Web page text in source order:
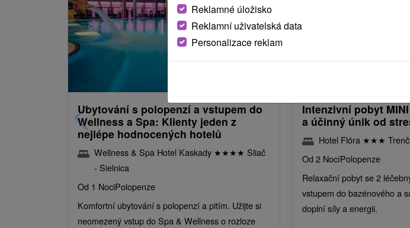
Ubytování s polopenzí a vstupem do
Wellness a Spa: Klienty jeden z
nejlépe hodnocených hotelů
Wellness & Spa Hotel Kaskady ★★★★ Sliač
- Sielnica
Od 1 NociPolopenze
Komfortní ubytování s polopenzí a pitím. Užijte si
neomezený vstup do Spa & Wellness o rozloze
Intenzivní pobyt
a účinný únik od
Hotel Flóra ★★★
Od 2 NocíPolopenze
Relaxační pobyt se 2
vstupem do bazénového a
doplní síly a energii.
Reklamné úložisko
Reklamní uživatelská data
Personalizace reklam